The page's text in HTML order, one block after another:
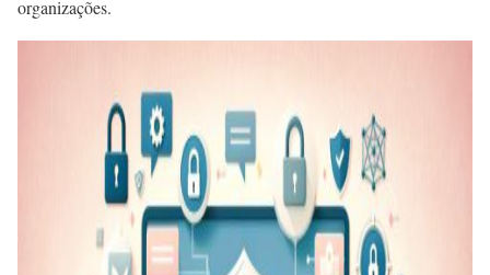
organizações.